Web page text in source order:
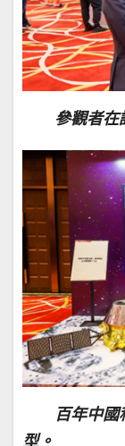
參觀者在
百年中
型。